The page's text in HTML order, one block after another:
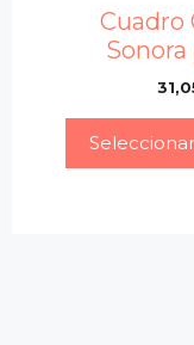
Cuadro